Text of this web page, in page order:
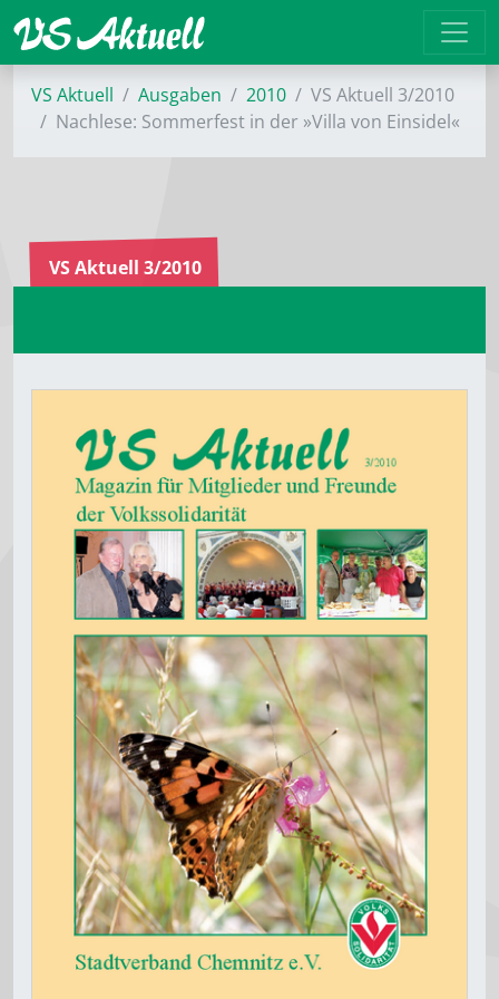
VS Aktuell Ausgaben 2010
VS Aktuell 3/2010
Nachlese: Sommerfest in der »Villa von Einsidel«
VS Aktuell 3/2010